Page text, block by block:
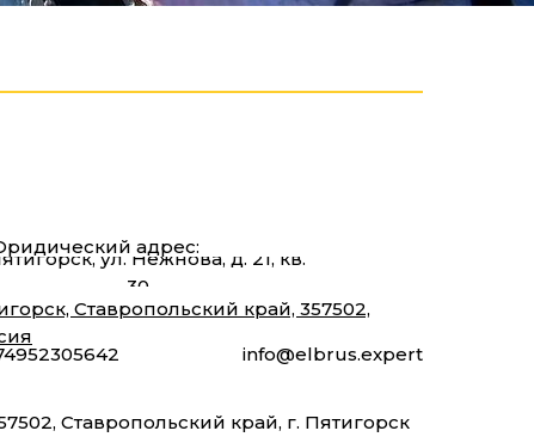
Ставропольский край, 357502,
info@elbrus.expert
Ставропольский край, г. Пятигорск
адрес:
ул. Нежнова, д. 21, кв.
30